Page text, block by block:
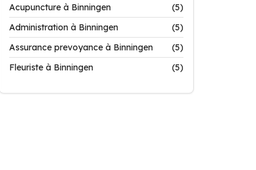
Acupuncture à Binningen
(5)
Administration à Binningen
(5)
Assurance prevoyance à Binningen
(5)
Fleuriste à Binningen
(5)